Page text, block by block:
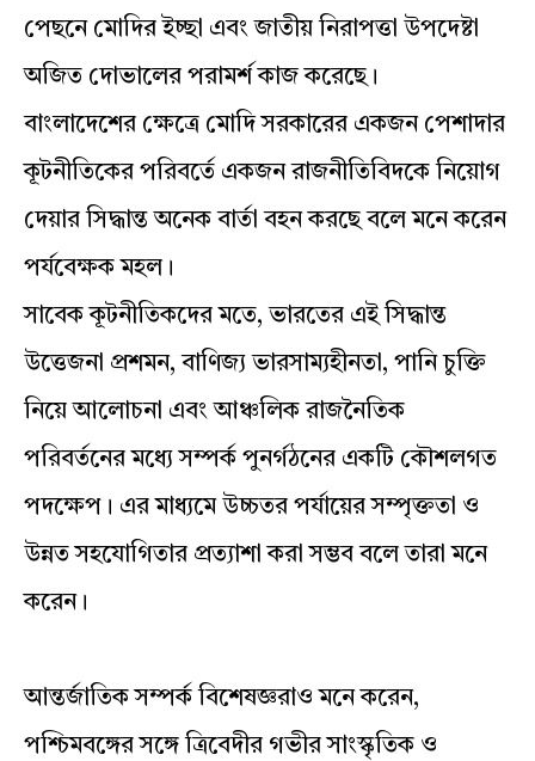
পেছনে মোদির ইচ্ছা এবং জাতীয় নিরাপত্তা উপদেষ্টা
অজিত দোভালের পরামর্শ কাজ করেছে।
বাংলাদেশের ক্ষেত্রে মোদি সরকারের একজন পেশাদার
কূটনীতিকের পরিবর্তে একজন রাজনীতিবিদকে নিয়োগ
দেয়ার সিদ্ধান্ত অনেক বার্তা বহন করছে বলে মনে করেন
পর্যবেক্ষক মহল।
সাবেক কূটনীতিকদের মতে, ভারতের এই সিদ্ধান্ত
উত্তেজনা প্রশমন, বাণিজ্য ভারসাম্যহীনতা, পানি চুক্তি
নিয়ে আলোচনা এবং আঞ্চলিক রাজনৈতিক
পরিবর্তনের মধ্যে সম্পর্ক পুনর্গঠনের একটি কৌশলগত
পদক্ষেপ। এর মাধ্যমে উচ্চতর পর্যায়ের সম্পৃক্ততা ও
উন্নত সহযোগিতার প্রত্যাশা করা সম্ভব বলে তারা মনে
করেন।
আন্তর্জাতিক সম্পর্ক বিশেষজ্ঞরাও মনে করেন,
পশ্চিমবঙ্গের সঙ্গে ত্রিবেদীর গভীর সাংস্কৃতিক ও